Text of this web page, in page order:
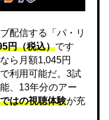
配信する「パ・リ
円（税込）です
ら月額1,045円
利用可能だ。3試
、13年分のアー
はの視聴体験が充